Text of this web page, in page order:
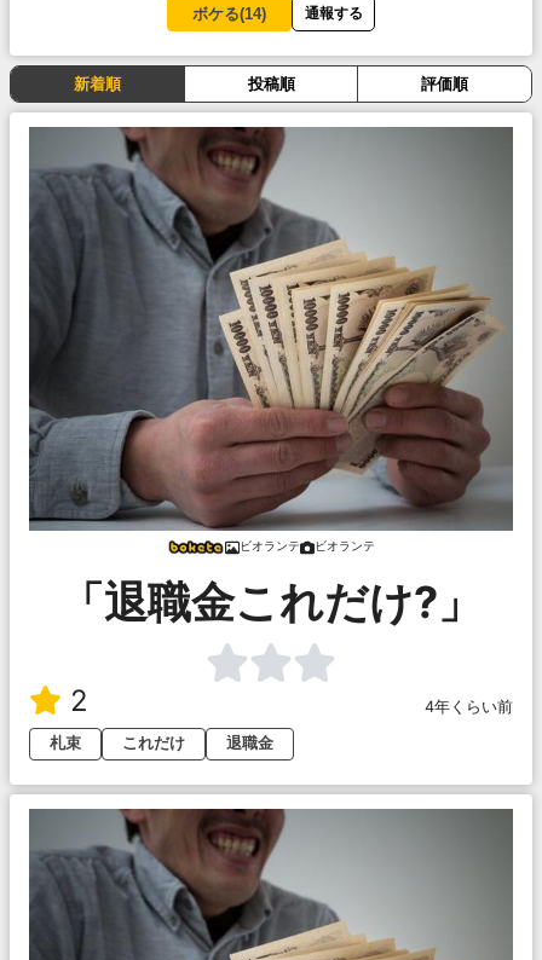
ボケる(14) 通報する
新着順 投稿順 評価順
ビオランテ ビオランテ
「退職金これだけ?」
2
4年くらい前
札束
これだけ 退職金